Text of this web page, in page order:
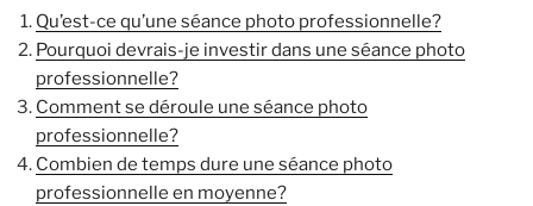
Qu’est-ce qu’une séance photo professionnelle?
Pourquoi devrais-je investir dans une séance photo
professionnelle?
Comment se déroule une séance photo
professionnelle?
Combien de temps dure une séance photo
professionnelle en moyenne?